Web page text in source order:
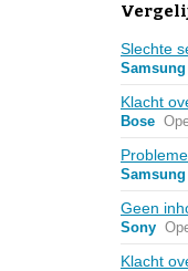
Slechte
Samsung
Klacht
Bose
Samsung
Geen
Sony
Klacht